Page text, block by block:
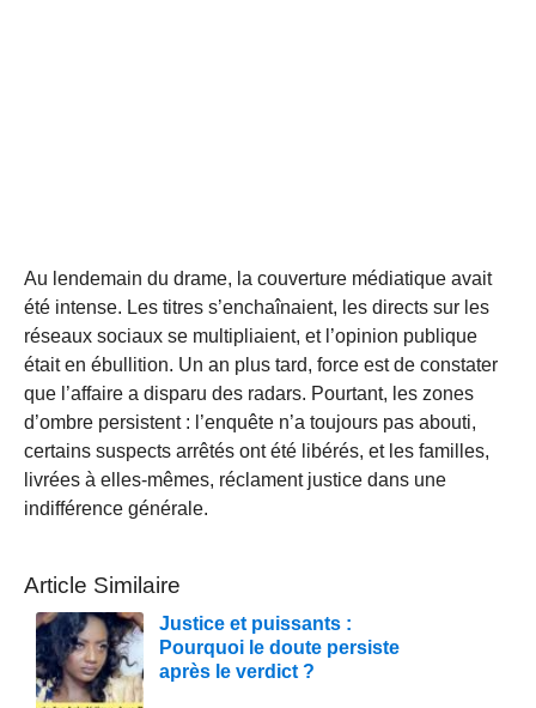
Au lendemain du drame, la couverture médiatique avait
été intense. Les titres s’enchaînaient, les directs sur les
réseaux sociaux se multipliaient, et l’opinion publique
était en ébullition. Un an plus tard, force est de constater
que l’affaire a disparu des radars. Pourtant, les zones
d’ombre persistent : l’enquête n’a toujours pas abouti,
certains suspects arrêtés ont été libérés, et les familles,
livrées à elles-mêmes, réclament justice dans une
indifférence générale.
Article Similaire
Justice et puissants :
Pourquoi le doute persiste
après le verdict ?